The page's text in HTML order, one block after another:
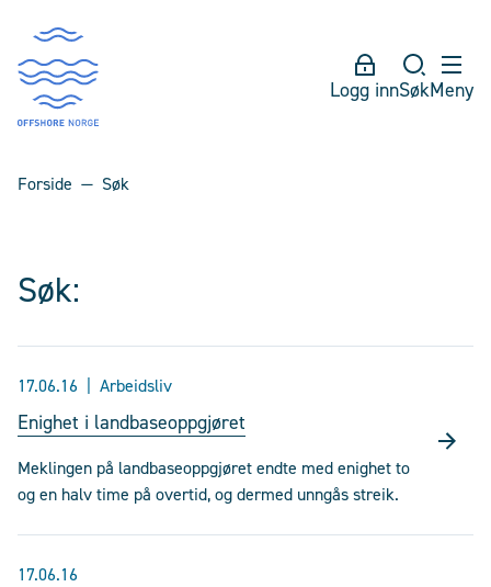
Logg innSøkMeny
Forside Søk
Søk:
17.06.16 Arbeidsliv
Enighet i landbaseoppgjøret
Meklingen på landbaseoppgjøret endte med enighet to
og en halv time på overtid, og dermed unngås streik.
17.06.16